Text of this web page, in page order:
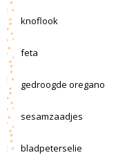
knoflook
feta
gedroogde oregano
sesamzaadjes
bladpeterselie